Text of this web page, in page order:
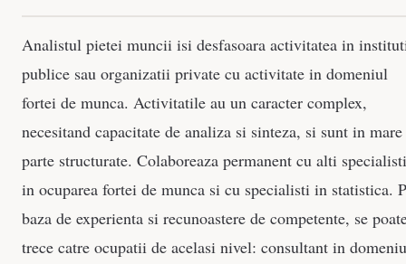
Analistul pietei muncii isi desfasoara activitatea in
publice sau organizatii private cu activitate in domeniul
fortei de munca. Activitatile au un caracter complex,
necesitand capacitate de analiza si sinteza, si sunt in mare
parte structurate. Colaboreaza permanent cu alti specialisti
in ocuparea fortei de munca si cu specialisti in statistica.
baza de experienta si recunoastere de competente, se
trece catre ocupatii de acelasi nivel: consultant in